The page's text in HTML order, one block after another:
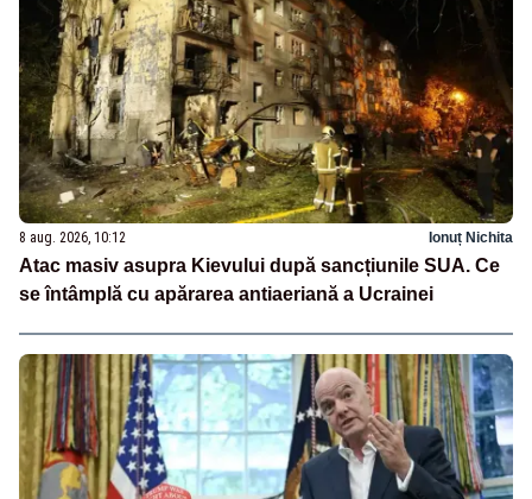
8 aug. 2026, 10:12 Ionuț Nichita
Atac masiv asupra Kievului după sancțiunile SUA. Ce
se întâmplă cu apărarea antiaeriană a Ucrainei